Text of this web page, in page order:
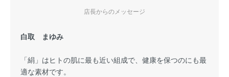
店長からのメッセージ
白取 まゆみ
「絹」はヒトの肌に最も近い組成で、健康を保つのにも最
適な素材です。